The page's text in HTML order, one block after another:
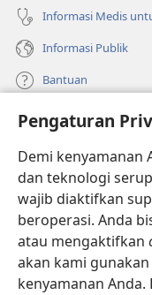
Pengaturan
Demi kenyamanan
dan teknologi
wajib diaktifkan
beroperasi. Anda
atau mengaktifkan
akan kami
kenyamanan
Informasi Medis
Informasi Publik
Bantuan
Sumbangan
(terbuka
di
window
baru)
PERPUSTAKAAN
(terbuka
di
window
®
(terbuka
di
window
baru)
JW Library ®